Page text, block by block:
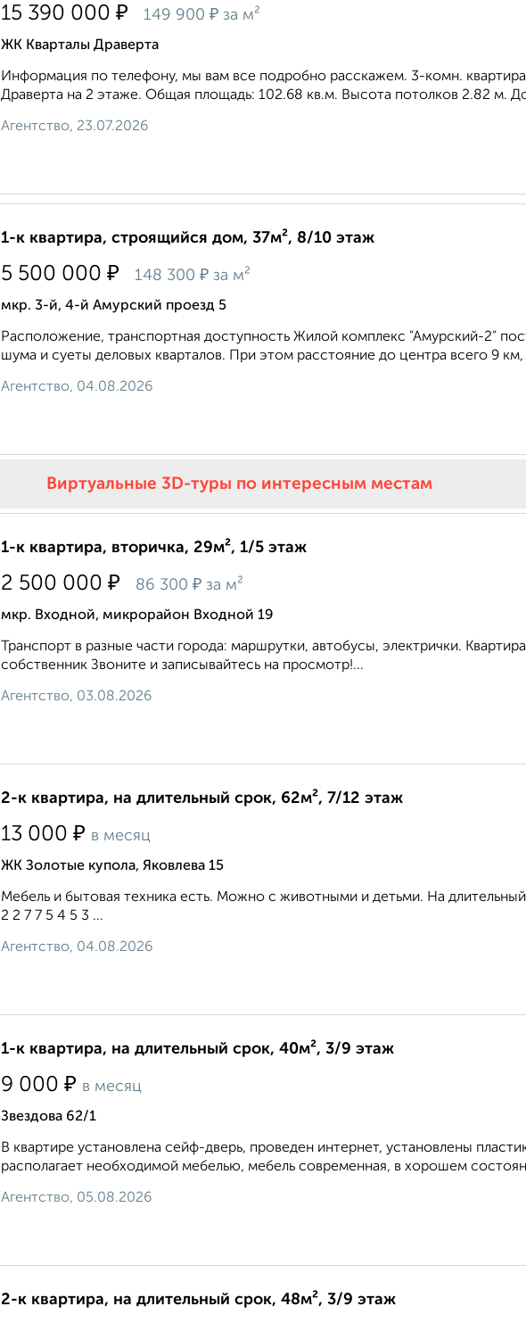
15 390 000 ₽ 149 900 ₽ за м²
ЖК Кварталы Драверта
Информация по телефону, мы вам все подробно расскажем. 3-комн.
Драверта на 2 этаже. Общая площадь: 102.68 кв.м. Высота потолков 2.82 м.
Агентство, 23.07.2026
1-к квартира, строящийся дом, 37м², 8/10 этаж
5 500 000 ₽ 148 300 ₽ за м²
мкр. 3-й, 4-й Амурский проезд 5
Расположение, транспортная доступность Жилой комплекс "Амурский-2"
шума и суеты деловых кварталов. При этом расстояние до центра всего 9 км,
Агентство, 04.08.2026
Виртуальные 3D-туры по интересным местам
1-к квартира, вторичка, 29м², 1/5 этаж
2 500 000 ₽ 86 300 ₽ за м²
мкр. Входной, микрорайон Входной 19
Транспорт в разные части города: маршрутки, автобусы, электрички.
собственник Звоните и записывайтесь на просмотр!...
Агентство, 03.08.2026
2-к квартира, на длительный срок, 62м², 7/12 этаж
13 000 ₽ в месяц
ЖК Золотые купола, Яковлева 15
Мебель и бытовая техника есть. Можно с животными и детьми. На
2 2 7 7 5 4 5 3 ...
Агентство, 04.08.2026
1-к квартира, на длительный срок, 40м², 3/9 этаж
9 000 ₽ в месяц
Звездова 62/1
В квартире установлена сейф-дверь, проведен интернет, установлены
располагает необходимой мебелью, мебель современная, в хорошем
Агентство, 05.08.2026
2-к квартира, на длительный срок, 48м², 3/9 этаж